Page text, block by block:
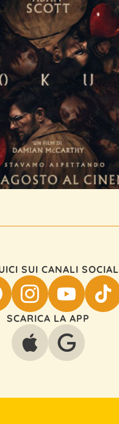
SUI CANALI SOCIAL
SCARICA LA APP